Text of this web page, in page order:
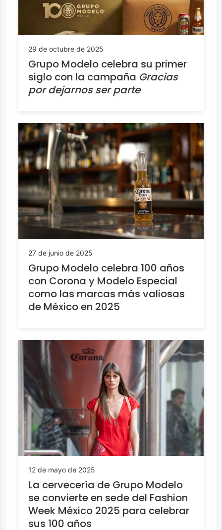
29 de octubre de 2025
Grupo Modelo celebra su primer
siglo con la campaña Gracias
por dejarnos ser parte
27 de junio de 2025
Grupo Modelo celebra 100 años
con Corona y Modelo Especial
como las marcas más valiosas
de México en 2025
12 de mayo de 2025
La cervecería de Grupo Modelo
se convierte en sede del Fashion
Week México 2025 para celebrar
sus 100 años